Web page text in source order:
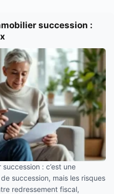
succession :
: c’est une
succession, mais les risques
redressement fiscal,